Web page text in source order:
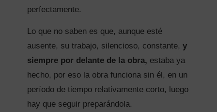
perfectamente.
Lo que no saben es que, aunque esté
ausente, su trabajo, silencioso, constante, y
siempre por delante de la obra, estaba ya
hecho, por eso la obra funciona sin él, en un
período de tiempo relativamente corto, luego
hay que seguir preparándola.